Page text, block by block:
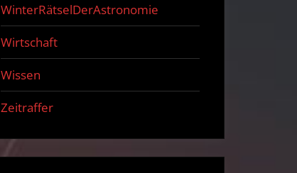
WinterRätselDerAstronomie
Wirtschaft
Wissen
Zeitraffer